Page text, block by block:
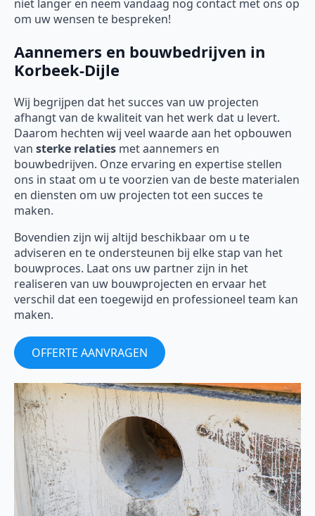
niet langer en neem vandaag nog contact met ons op
om uw wensen te bespreken!
Aannemers en bouwbedrijven in
Korbeek-Dijle
Wij begrijpen dat het succes van uw projecten
afhangt van de kwaliteit van het werk dat u levert.
Daarom hechten wij veel waarde aan het opbouwen
van sterke relaties met aannemers en
bouwbedrijven. Onze ervaring en expertise stellen
ons in staat om u te voorzien van de beste materialen
en diensten om uw projecten tot een succes te
maken.
Bovendien zijn wij altijd beschikbaar om u te
adviseren en te ondersteunen bij elke stap van het
bouwproces. Laat ons uw partner zijn in het
realiseren van uw bouwprojecten en ervaar het
verschil dat een toegewijd en professioneel team kan
maken.
OFFERTE AANVRAGEN